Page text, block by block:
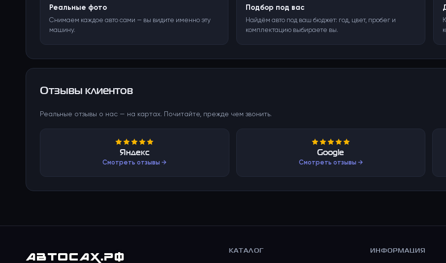
Реальные фото
Снимаем каждое авто сами — вы видите именно эту
машину.
Подбор под вас
Найдём авто под ваш бюджет: год, цвет, пробег и
комплектацию выбираете вы.
Отзывы клиентов
Реальные отзывы о нас — на картах. Почитайте, прежде чем звонить.
Яндекс
Смотреть отзывы →
Google
Смотреть отзывы →
АВТОСАХ.РФ КАТАЛОГ ИНФОРМАЦИЯ